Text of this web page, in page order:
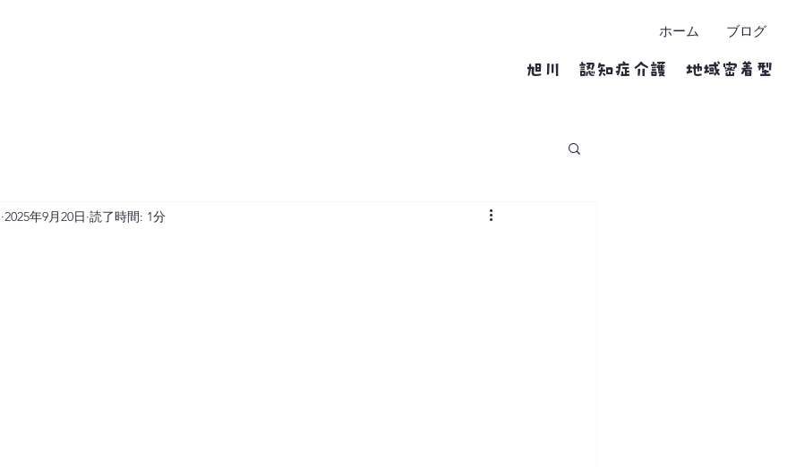
ホーム ブログ
​旭川 認知症介護 地域密着型
2025年9月20日 読了時間: 1分